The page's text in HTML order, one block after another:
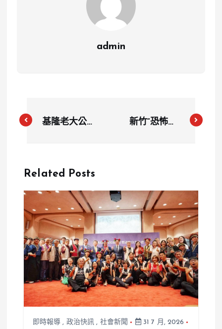
admin
基隆老大公廟
續傳中元祭百
新竹“恐怖計
Related Posts
即時報導 , 政治快訊 , 社會新聞
31 7 月, 2026